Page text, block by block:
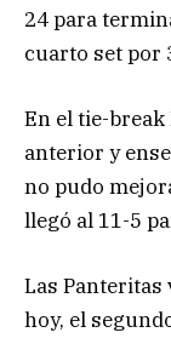
24 para
cuarto set por
En el tie-
anterior y
no pudo
llegó al 11-5
Las Panteritas
hoy, el